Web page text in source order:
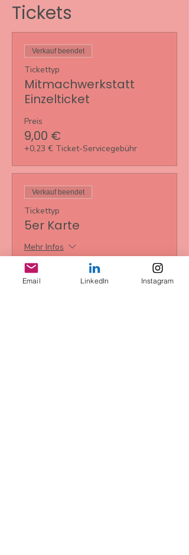
Tickets
Verkauf beendet
Tickettyp
Mitmachwerkstatt
Einzelticket
Preis
9,00 €
+0,23 € Ticket-Servicegebühr
Verkauf beendet
Tickettyp
5er Karte
Mehr Infos
Preis
35,00 €
Email LinkedIn Instagram